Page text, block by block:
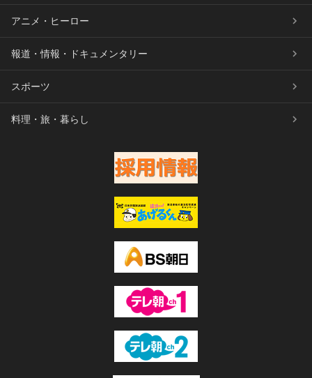
アニメ・ヒーロー
報道・情報・ドキュメンタリー
スポーツ
料理・旅・暮らし